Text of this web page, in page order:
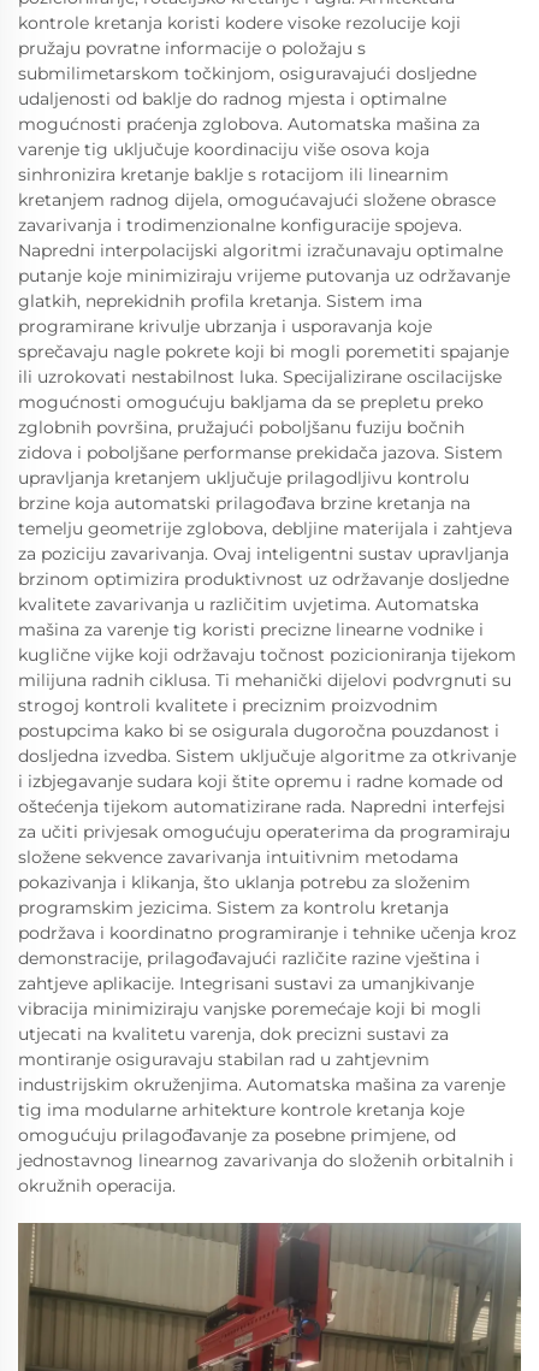
kontrole kretanja koristi kodere visoke rezolucije koji
pružaju povratne informacije o položaju s
submilimetarskom točkinjom, osiguravajući dosljedne
udaljenosti od baklje do radnog mjesta i optimalne
mogućnosti praćenja zglobova. Automatska mašina za
varenje tig uključuje koordinaciju više osova koja
sinhronizira kretanje baklje s rotacijom ili linearnim
kretanjem radnog dijela, omogućavajući složene obrasce
zavarivanja i trodimenzionalne konfiguracije spojeva.
Napredni interpolacijski algoritmi izračunavaju optimalne
putanje koje minimiziraju vrijeme putovanja uz održavanje
glatkih, neprekidnih profila kretanja. Sistem ima
programirane krivulje ubrzanja i usporavanja koje
sprečavaju nagle pokrete koji bi mogli poremetiti spajanje
ili uzrokovati nestabilnost luka. Specijalizirane oscilacijske
mogućnosti omogućuju bakljama da se prepletu preko
zglobnih površina, pružajući poboljšanu fuziju bočnih
zidova i poboljšane performanse prekidača jazova. Sistem
upravljanja kretanjem uključuje prilagodljivu kontrolu
brzine koja automatski prilagođava brzine kretanja na
temelju geometrije zglobova, debljine materijala i zahtjeva
za poziciju zavarivanja. Ovaj inteligentni sustav upravljanja
brzinom optimizira produktivnost uz održavanje dosljedne
kvalitete zavarivanja u različitim uvjetima. Automatska
mašina za varenje tig koristi precizne linearne vodnike i
kuglične vijke koji održavaju točnost pozicioniranja tijekom
milijuna radnih ciklusa. Ti mehanički dijelovi podvrgnuti su
strogoj kontroli kvalitete i preciznim proizvodnim
postupcima kako bi se osigurala dugoročna pouzdanost i
dosljedna izvedba. Sistem uključuje algoritme za otkrivanje
i izbjegavanje sudara koji štite opremu i radne komade od
oštećenja tijekom automatizirane rada. Napredni interfejsi
za učiti privjesak omogućuju operaterima da programiraju
složene sekvence zavarivanja intuitivnim metodama
pokazivanja i klikanja, što uklanja potrebu za složenim
programskim jezicima. Sistem za kontrolu kretanja
podržava i koordinatno programiranje i tehnike učenja kroz
demonstracije, prilagođavajući različite razine vještina i
zahtjeve aplikacije. Integrisani sustavi za umanjkivanje
vibracija minimiziraju vanjske poremećaje koji bi mogli
utjecati na kvalitetu varenja, dok precizni sustavi za
montiranje osiguravaju stabilan rad u zahtjevnim
industrijskim okruženjima. Automatska mašina za varenje
tig ima modularne arhitekture kontrole kretanja koje
omogućuju prilagođavanje za posebne primjene, od
jednostavnog linearnog zavarivanja do složenih orbitalnih i
okružnih operacija.